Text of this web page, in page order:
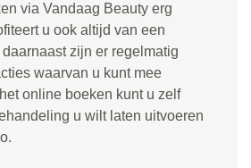
via Vandaag Beauty erg
u ook altijd van een
zijn er regelmatig
waarvan u kunt mee
online boeken kunt u zelf
u wilt laten uitvoeren